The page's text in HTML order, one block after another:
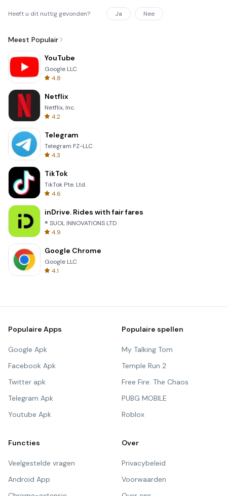
Heeft u dit nuttig gevonden? Ja Nee
Meest Populair
YouTube
Google LLC
4.8
Netflix
Netflix, Inc.
4.2
Telegram
Telegram FZ-LLC
4.3
TikTok
TikTok Pte. Ltd.
4.6
inDrive. Rides with fair fares
® SUOL INNOVATIONS LTD
4.9
Google Chrome
Google LLC
4.1
Populaire Apps
Google Apk
Facebook Apk
Twitter apk
Telegram Apk
Youtube Apk
Populaire spellen
My Talking Tom
Temple Run 2
Free Fire: The Chaos
PUBG MOBILE
Roblox
Functies
Veelgestelde vragen
Android App
Over
Privacybeleid
Voorwaarden